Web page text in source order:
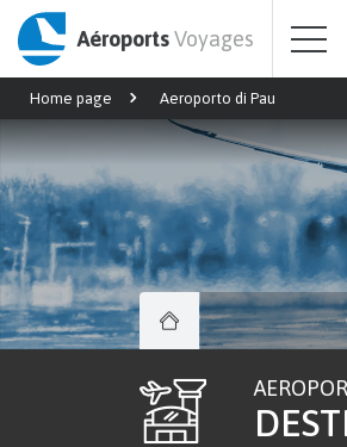
AéroportsVoyages
Home page Aeroporto di Pau